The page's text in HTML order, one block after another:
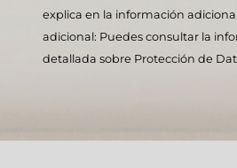
explica en la información
adicional: Puedes consultar la
detallada sobre Protección de